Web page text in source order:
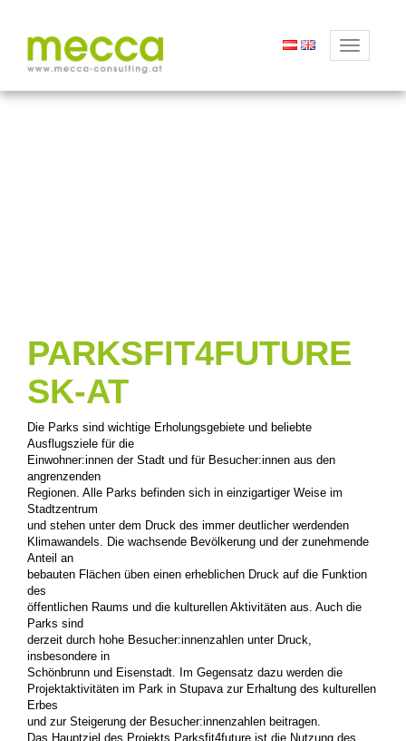
Toggle
navigation
PARKSFIT4FUTURE
SK-AT
Die Parks sind wichtige Erholungsgebiete und beliebte
Ausflugsziele für die
Einwohner:innen der Stadt und für Besucher:innen aus den
angrenzenden
Regionen. Alle Parks befinden sich in einzigartiger Weise im
Stadtzentrum
und stehen unter dem Druck des immer deutlicher werdenden
Klimawandels. Die wachsende Bevölkerung und der zunehmende
Anteil an
bebauten Flächen üben einen erheblichen Druck auf die Funktion
des
öffentlichen Raums und die kulturellen Aktivitäten aus. Auch die
Parks sind
derzeit durch hohe Besucher:innenzahlen unter Druck,
insbesondere in
Schönbrunn und Eisenstadt. Im Gegensatz dazu werden die
Projektaktivitäten im Park in Stupava zur Erhaltung des kulturellen
Erbes
und zur Steigerung der Besucher:innenzahlen beitragen.
Das Hauptziel des Projekts Parksfit4future ist die Nutzung des